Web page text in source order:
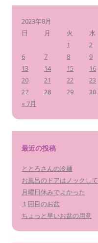
2023年8月
日
月 火 水
« 7月
1 2
6
7 8 9
13
14 15 16
20
21 22 23
27
28 29 30
最近の投稿
ととろさんの冷麺
お風呂のドアはノックして
月曜日休みでよかった
１回目のお盆
ちょっと早いお盆の用意